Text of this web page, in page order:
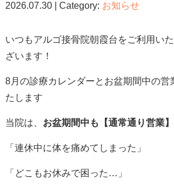
2026.07.30 | Category: お知らせ
いつもアルゴ接骨院朝霞台をご利用い
ざいます！
8月の診療カレンダーとお盆期間中の営
たします
当院は、 お盆期間中も【通常通り営業
「連休中に体を痛めてしまった」
「どこもお休みで困った…」